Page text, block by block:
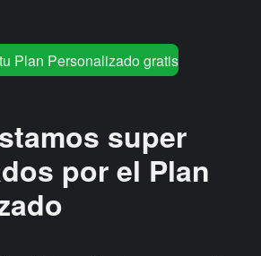
Plan Personalizado gratis
super
por el Plan